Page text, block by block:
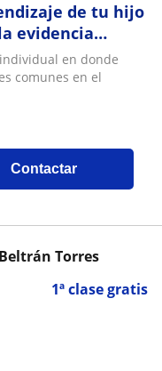
de tu hijo
evidencia
en donde
comunes en el
Contactar
1ª clase gratis
Torres